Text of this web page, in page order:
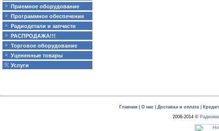
Приемное оборудование
Программное обеспечение
Радиодетали и запчасти
РАСПРОДАЖА!!!
Торговое оборудование
Уцененные товары
Услуги
Главная О нас Доставка и оплата
2006-2014 ©